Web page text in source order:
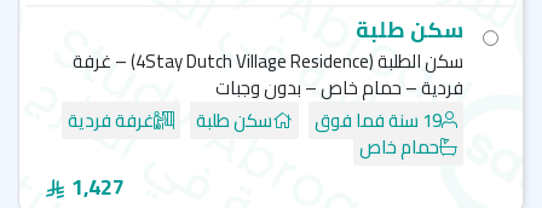
سكن طلبة
سكن الطلبة (4Stay Dutch Village Residence) – غرفة
فردية – حمام خاص – بدون وجبات
19 سنة فما فوق
سكن طلبة غرفة فردية
حمام خاص
1,427